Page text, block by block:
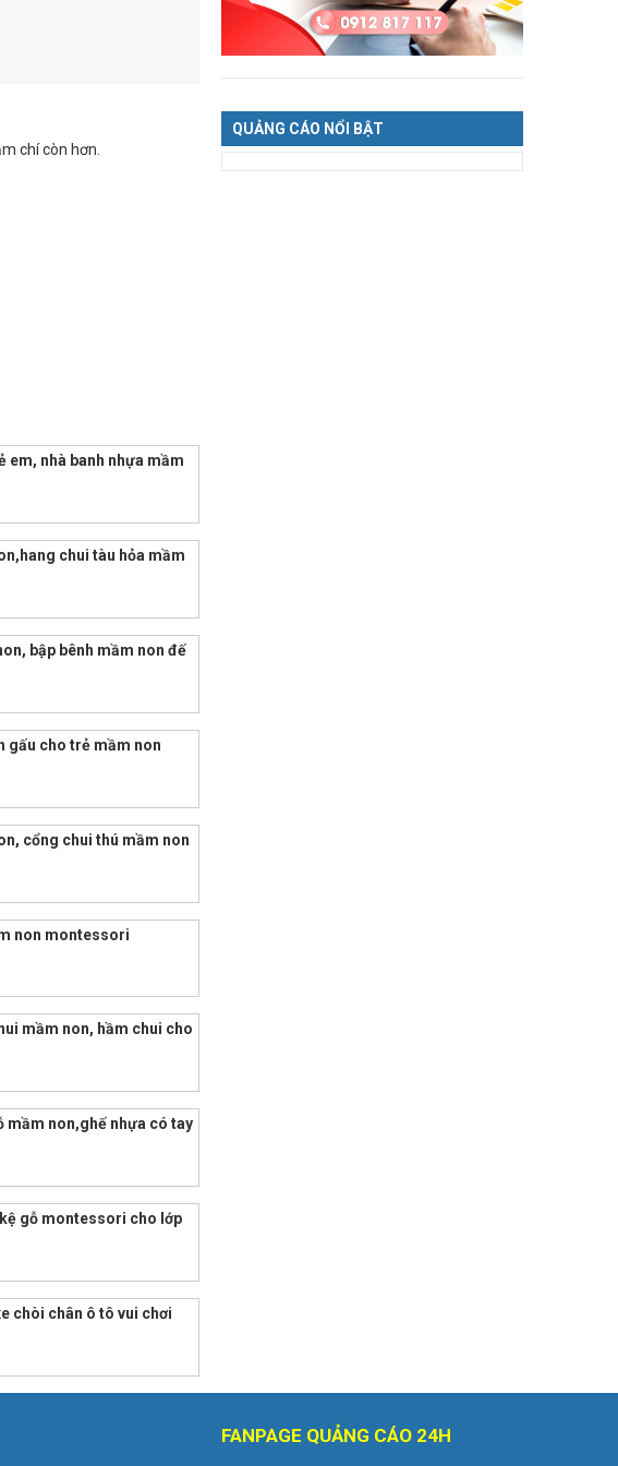
chí còn hơn.
em, nhà banh nhựa mầm
chui tàu hỏa mầm
bập bênh mầm non đế
gấu cho trẻ mầm non
cổng chui thú mầm non
non montessori
mầm non, hầm chui cho
mầm non,ghế nhựa có tay
gỗ montessori cho lớp
chòi chân ô tô vui chơi
QUẢNG CÁO NỔI BẬT
FANPAGE QUẢNG CÁO 24H